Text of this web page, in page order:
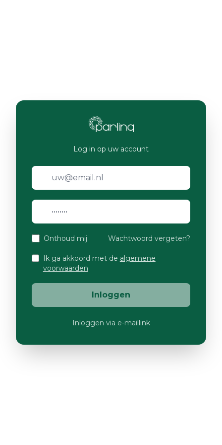
Log in op uw account
Onthoud mij Wachtwoord vergeten?
Ik ga akkoord met de algemene
voorwaarden
Inloggen
Inloggen via e-maillink